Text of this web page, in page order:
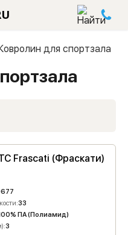
для спортзала
Frascati (Фраскати)
33
ПА (Полиамид)
3